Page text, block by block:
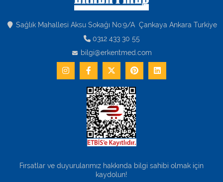
Sağlık Mahallesi Aksu Sokağı No:9/A Çankaya Ankara Turkiye
0312 433 30 55
bilgi@erkentmed.com
Fırsatlar ve duyurularımız hakkında bilgi sahibi olmak için
kaydolun!